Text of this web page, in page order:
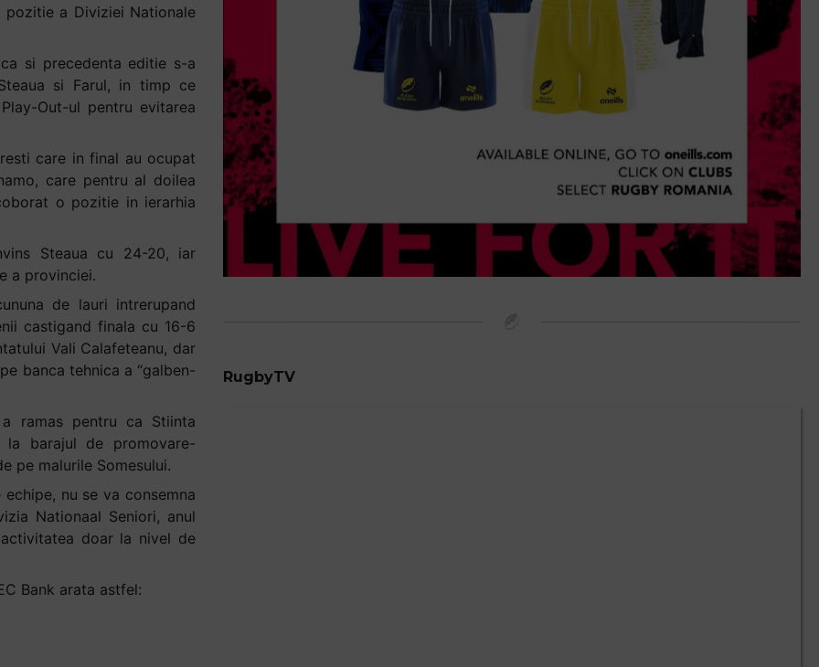
a Diviziei Nationale
si precedenta editie s-a
si Farul, in timp ce
Out-ul pentru evitarea
care in final au ocupat
care pentru al doilea
o pozitie in ierarhia
Steaua cu 24-20, iar
a provinciei.
de lauri intrerupand
castigand finala cu 16-6
Vali Calafeteanu, dar
banca tehnica a “galben-
ramas pentru ca Stiinta
barajul de promovare-
pe malurile Somesului.
nu se va consemna
Nationaal Seniori, anul
doar la nivel de
Bank arata astfel:
RugbyTV